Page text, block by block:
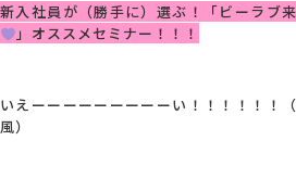
新入社員が（勝手に）選ぶ！
「ビーラブ
」オススメセミナー！！！
いえーーーーーーーーーい！！！！！！
風）